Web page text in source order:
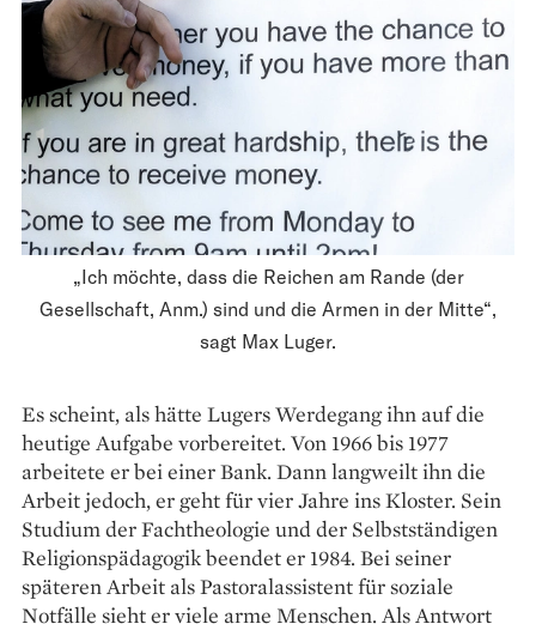
„Ich möchte, dass die Reichen am Rande (der
Gesellschaft, Anm.) sind und die Armen in der Mitte“,
sagt Max Luger.
Es scheint, als hätte Lugers Werdegang ihn auf die
heutige Aufgabe vorbereitet. Von 1966 bis 1977
arbeitete er bei einer Bank. Dann langweilt ihn die
Arbeit jedoch, er geht für vier Jahre ins Kloster. Sein
Studium der Fachtheologie und der Selbstständigen
Religions­pädagogik beendet er 1984. Bei seiner
späteren Arbeit als Pastoralassistent für soziale
Notfälle sieht er viele arme Menschen. Als Antwort